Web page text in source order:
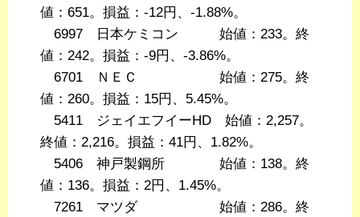
値：651。損益：-12円、-1.88%。
6997 日本ケミコン 始値：233。終
値：242。損益：-9円、-3.86%。
6701 ＮＥＣ 始値：275。終
値：260。損益：15円、5.45%。
5411 ジェイエフイーHD 始値：2,257。
終値：2,216。損益：41円、1.82%。
5406 神戸製鋼所 始値：138。終
値：136。損益：2円、1.45%。
7261 マツダ 始値：286。終